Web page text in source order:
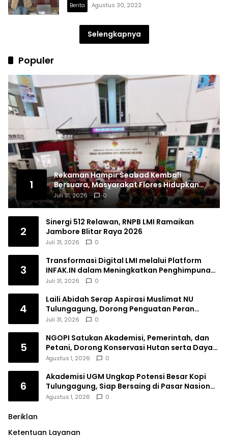
Berita Agustus 30, 2022
Selengkapnya
Populer
1
Rekaman Hampir Seabad Kembali
Bersuara, Masyarakat Flores Hidupkan
Lagi Ingatan Leluhur
Juli 31, 2026 0
2
Sinergi 512 Relawan, RNPB LMI Ramaikan
Jambore Blitar Raya 2026
Juli 31, 2026 0
3
Transformasi Digital LMI melalui Platform
INFAK.IN dalam Meningkatkan Penghimpunan
Dana Filantropi Islam
Juli 31, 2026 0
4
Laili Abidah Serap Aspirasi Muslimat NU
Tulungagung, Dorong Penguatan Peran
Perempuan
Juli 31, 2026 0
5
NGOPI Satukan Akademisi, Pemerintah, dan
Petani, Dorong Konservasi Hutan serta Daya
Saing Kopi Tulungagung
Agustus 1, 2026 0
6
Akademisi UGM Ungkap Potensi Besar Kopi
Tulungagung, Siap Bersaing di Pasar Nasional
hingga Dunia
Agustus 1, 2026 0
Beriklan
Ketentuan Layanan